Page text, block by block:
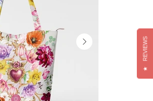
★
REVIEWS